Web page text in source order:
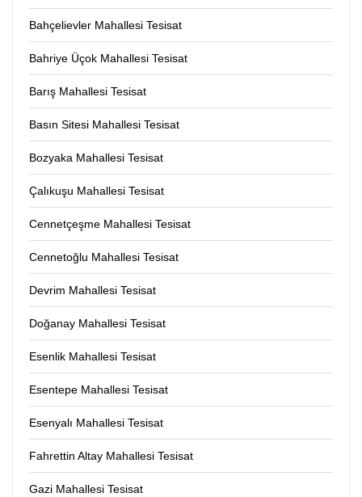
Bahçelievler Mahallesi Tesisat
Bahriye Üçok Mahallesi Tesisat
Barış Mahallesi Tesisat
Basın Sitesi Mahallesi Tesisat
Bozyaka Mahallesi Tesisat
Çalıkuşu Mahallesi Tesisat
Cennetçeşme Mahallesi Tesisat
Cennetoğlu Mahallesi Tesisat
Devrim Mahallesi Tesisat
Doğanay Mahallesi Tesisat
Esenlik Mahallesi Tesisat
Esentepe Mahallesi Tesisat
Esenyalı Mahallesi Tesisat
Fahrettin Altay Mahallesi Tesisat
Gazi Mahallesi Tesisat